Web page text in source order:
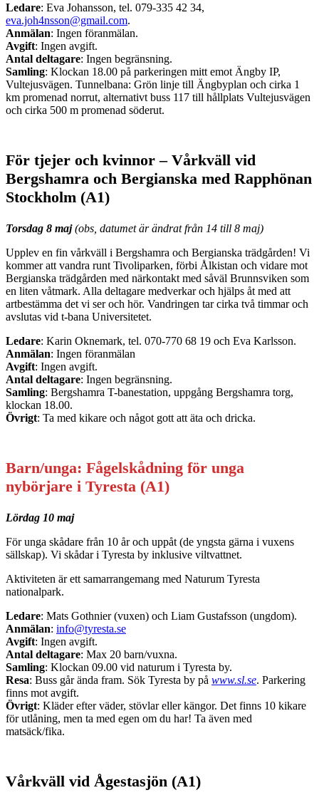
Ledare: Eva Johansson, tel. 079-335 42 34,
eva.joh4nsson@gmail.com.
Anmälan: Ingen föranmälan.
Avgift: Ingen avgift.
Antal deltagare: Ingen begränsning.
Samling: Klockan 18.00 på parkeringen mitt emot Ängby IP,
Vultejusvägen. Tunnelbana: Grön linje till Ängbyplan och cirka 1
km promenad norrut, alternativt buss 117 till hållplats Vultejusvägen
och cirka 500 m promenad söderut.
För tjejer och kvinnor – Vårkväll vid
Bergshamra och Bergianska med Rapphönan
Stockholm (A1)
Torsdag 8 maj (obs, datumet är ändrat från 14 till 8 maj)
Upplev en fin vårkväll i Bergshamra och Bergianska trädgården! Vi
kommer att vandra runt Tivoliparken, förbi Ålkistan och vidare mot
Bergianska trädgården med närkontakt med såväl Brunnsviken som
en liten våtmark. Alla deltagare medverkar och hjälps åt med att
artbestämma det vi ser och hör. Vandringen tar cirka två timmar och
avslutas vid t-bana Universitetet.
Ledare: Karin Oknemark, tel. 070-770 68 19 och Eva Karlsson.
Anmälan: Ingen föranmälan
Avgift: Ingen avgift.
Antal deltagare: Ingen begränsning.
Samling: Bergshamra T-banestation, uppgång Bergshamra torg,
klockan 18.00.
Övrigt: Ta med kikare och något gott att äta och dricka.
Barn/unga: Fågelskådning för unga
nybörjare i Tyresta (A1)
Lördag 10 maj
För unga skådare från 10 år och uppåt (de yngsta gärna i vuxens
sällskap). Vi skådar i Tyresta by inklusive viltvattnet.
Aktiviteten är ett samarrangemang med Naturum Tyresta
nationalpark.
Ledare: Mats Gothnier (vuxen) och Liam Gustafsson (ungdom).
Anmälan: info@tyresta.se
Avgift: Ingen avgift.
Antal deltagare: Max 20 barn/vuxna.
Samling: Klockan 09.00 vid naturum i Tyresta by.
Resa: Buss går ända fram. Sök Tyresta by på www.sl.se. Parkering
finns mot avgift.
Övrigt: Kläder efter väder, stövlar eller kängor. Det finns 10 kikare
för utlåning, men ta med egen om du har! Ta även med
matsäck/fika.
Vårkväll vid Ågestasjön (A1)